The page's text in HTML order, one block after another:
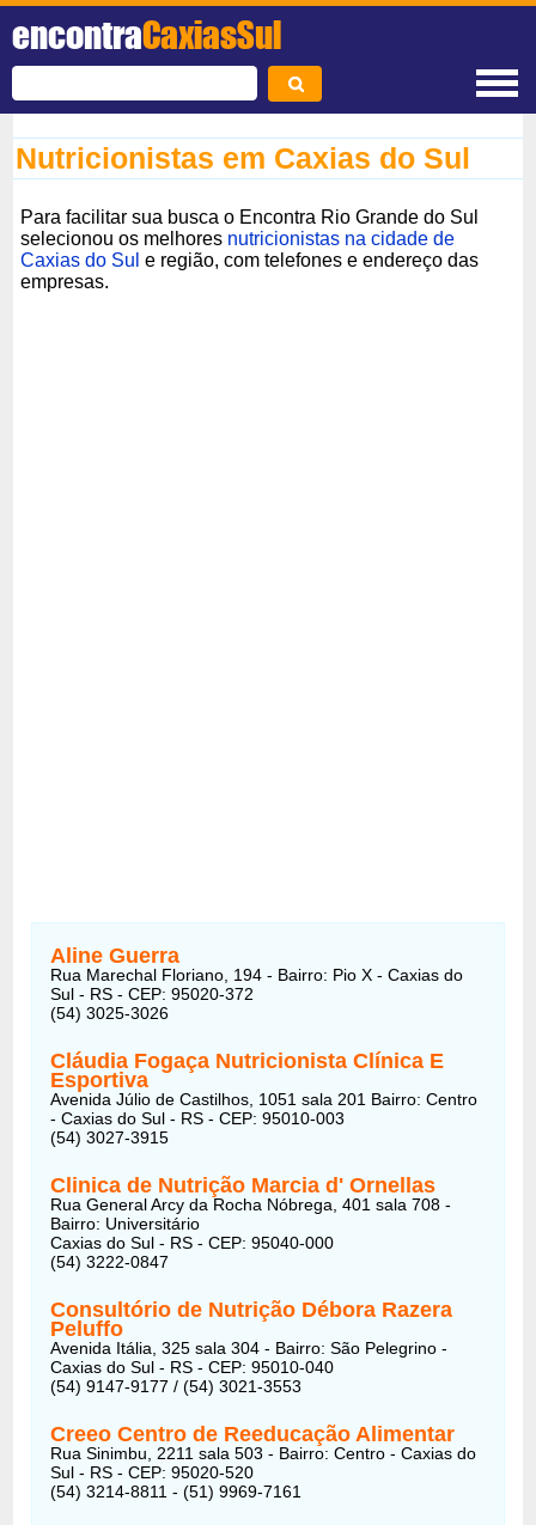
encontraCaxiasSul
Nutricionistas em Caxias do Sul
Para facilitar sua busca o Encontra Rio Grande do Sul
selecionou os melhores nutricionistas na cidade de
Caxias do Sul e região, com telefones e endereço das
empresas.
Aline Guerra
Rua Marechal Floriano, 194 - Bairro: Pio X - Caxias do
Sul - RS - CEP: 95020-372
(54) 3025-3026
Cláudia Fogaça Nutricionista Clínica E
Esportiva
Avenida Júlio de Castilhos, 1051 sala 201 Bairro: Centro
- Caxias do Sul - RS - CEP: 95010-003
(54) 3027-3915
Clinica de Nutrição Marcia d' Ornellas
Rua General Arcy da Rocha Nóbrega, 401 sala 708 -
Bairro: Universitário
Caxias do Sul - RS - CEP: 95040-000
(54) 3222-0847
Consultório de Nutrição Débora Razera
Peluffo
Avenida Itália, 325 sala 304 - Bairro: São Pelegrino -
Caxias do Sul - RS - CEP: 95010-040
(54) 9147-9177 / (54) 3021-3553
Creeo Centro de Reeducação Alimentar
Rua Sinimbu, 2211 sala 503 - Bairro: Centro - Caxias do
Sul - RS - CEP: 95020-520
(54) 3214-8811 - (51) 9969-7161